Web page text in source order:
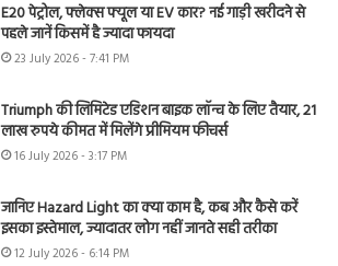
E20 पेट्रोल, फ्लेक्स फ्यूल या EV कार? नई गाड़ी खरीदने से
पहले जानें किसमें है ज्यादा फायदा
23 July 2026 - 7:41 PM
Triumph की लिमिटेड एडिशन बाइक लॉन्च के लिए तैयार, 21
लाख रुपये कीमत में मिलेंगे प्रीमियम फीचर्स
16 July 2026 - 3:17 PM
जानिए Hazard Light का क्या काम है, कब और कैसे करें
इसका इस्तेमाल, ज्यादातर लोग नहीं जानते सही तरीका
12 July 2026 - 6:14 PM